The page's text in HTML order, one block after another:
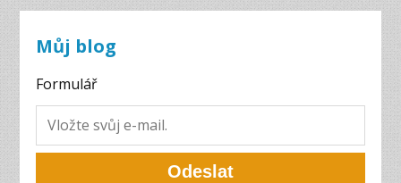
Můj blog
Formulář
Odeslat